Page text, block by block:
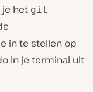
je het git
in te stellen op
in je terminal uit